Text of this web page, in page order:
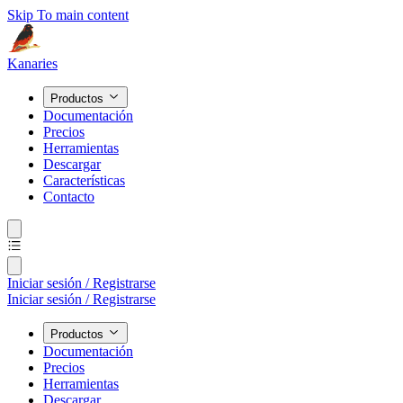
Skip To main content
Kanaries
Productos
Documentación
Precios
Herramientas
Descargar
Características
Contacto
Iniciar sesión / Registrarse
Iniciar sesión / Registrarse
Productos
Documentación
Precios
Herramientas
Descargar